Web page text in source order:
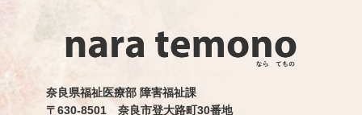
奈良県福祉医療部 障害福祉課
〒630-8501 奈良市登大路町30番地